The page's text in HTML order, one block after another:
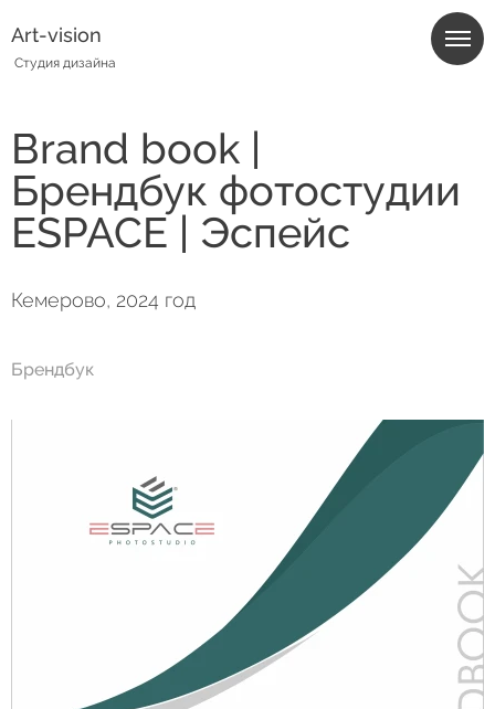
Art-vision
Студия дизайна
Brand book |
Брендбук фотостудии
ESPACE | Эспейс
Кемерово, 2024 год
Брендбук